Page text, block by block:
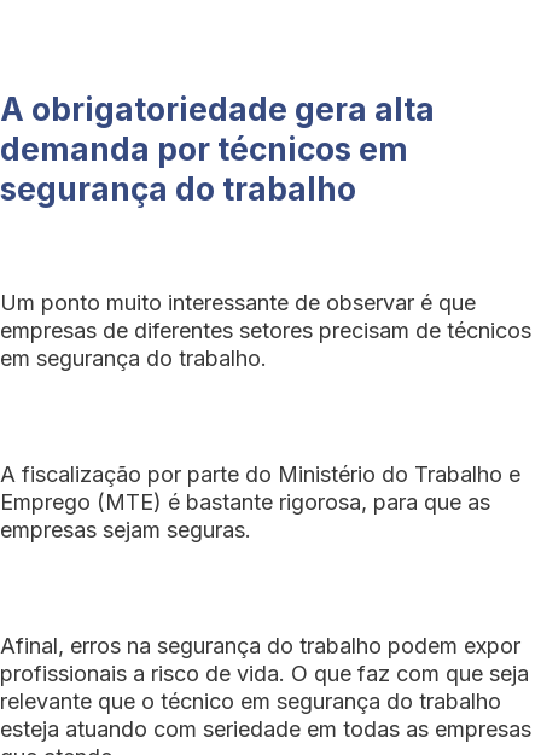
A obrigatoriedade gera alta
demanda por técnicos em
segurança do trabalho
Um ponto muito interessante de observar é que
empresas de diferentes setores precisam de técnicos
em segurança do trabalho.
A fiscalização por parte do Ministério do Trabalho e
Emprego (MTE) é bastante rigorosa, para que as
empresas sejam seguras.
Afinal, erros na segurança do trabalho podem expor
profissionais a risco de vida. O que faz com que seja
relevante que o técnico em segurança do trabalho
esteja atuando com seriedade em todas as empresas